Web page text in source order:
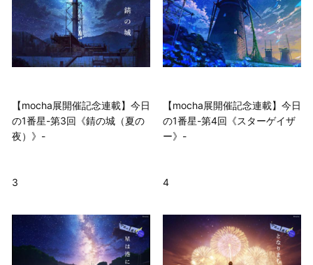
【mocha展開催記念連載】今日
の1番星-第3回《錆の城（夏の
夜）》-
【mocha展開催記念連載】今日
の1番星-第4回《スターゲイザ
ー》-
3 4